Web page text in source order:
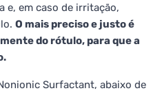
e, em caso de irritação,
O mais preciso e justo é
do rótulo, para que a
Surfactant, abaixo de